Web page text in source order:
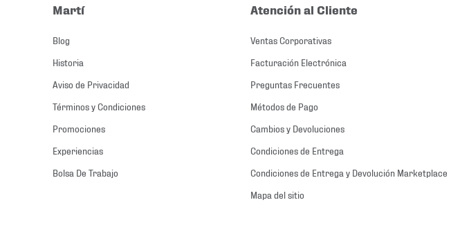
Martí
Blog
Historia
Aviso de Privacidad
Términos y Condiciones
Promociones
Experiencias
Bolsa De Trabajo
Atención al Cliente
Ventas Corporativas
Facturación Electrónica
Preguntas Frecuentes
Métodos de Pago
Cambios y Devoluciones
Condiciones de Entrega
Condiciones de Entrega y Devolución Marketplace
Mapa del sitio